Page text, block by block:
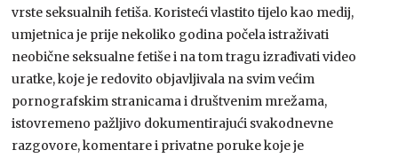
vrste seksualnih fetiša. Koristeći vlastito tijelo kao medij,
umjetnica je prije nekoliko godina počela istraživati
neobične seksualne fetiše i na tom tragu izrađivati video
uratke, koje je redovito objavljivala na svim većim
pornografskim stranicama i društvenim mrežama,
istovremeno pažljivo dokumentirajući svakodnevne
razgovore, komentare i privatne poruke koje je